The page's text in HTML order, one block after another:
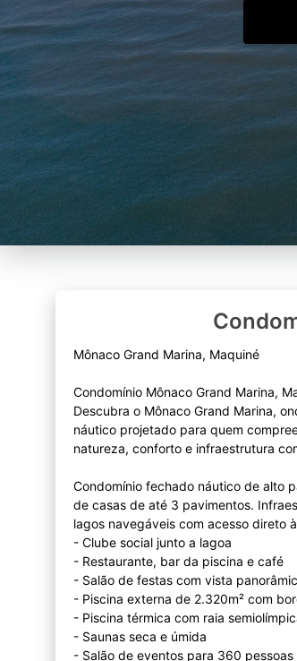
Mônaco Grand Marina, Maquiné
Condomínio Mônaco Grand Marina,
Descubra o Mônaco Grand Marina,
náutico projetado para quem
natureza, conforto e infraestrutura
Condomínio fechado náutico de alto
de casas de até 3 pavimentos.
lagos navegáveis com acesso direto
- Clube social junto a lagoa
- Restaurante, bar da piscina e café
- Salão de festas com vista
- Piscina externa de 2.320m² com
- Piscina térmica com raia
- Saunas seca e úmida
- Salão de eventos para 360 pessoas